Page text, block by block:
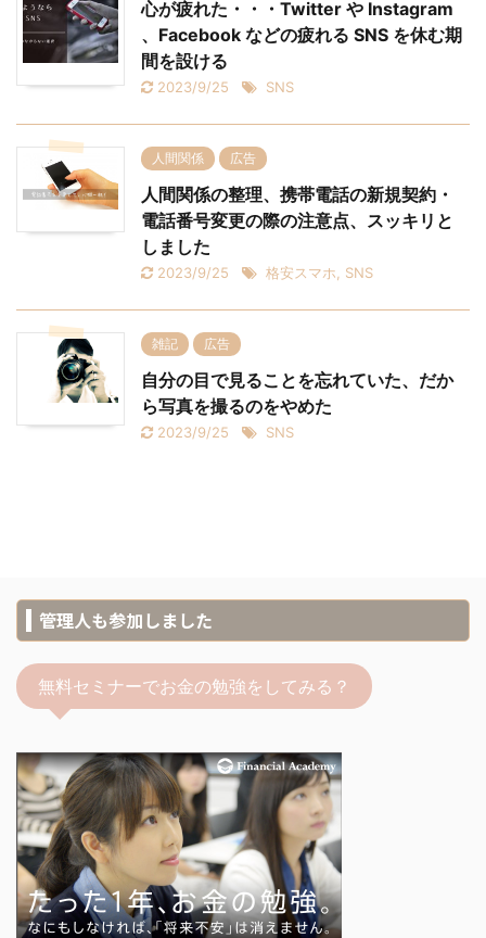
心が疲れた・・・Twitter や Instagram
、Facebook などの疲れる SNS を休む期
間を設ける
2023/9/25 SNS
人間関係 広告
人間関係の整理、携帯電話の新規契約・
電話番号変更の際の注意点、スッキリと
しました
2023/9/25 格安スマホ SNS
雑記 広告
自分の目で見ることを忘れていた、だか
ら写真を撮るのをやめた
2023/9/25 SNS
管理人も参加しました
無料セミナーでお金の勉強をしてみる？